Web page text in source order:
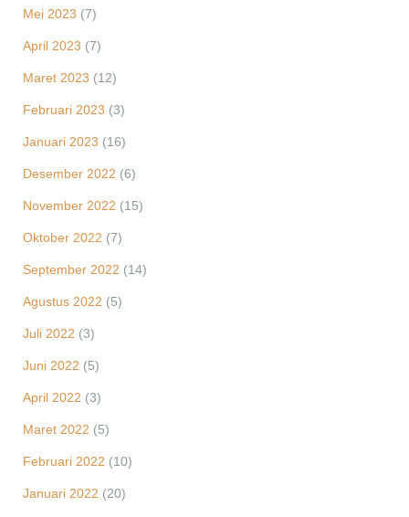
Mei 2023 (7)
April 2023 (7)
Maret 2023 (12)
Februari 2023 (3)
Januari 2023 (16)
Desember 2022 (6)
November 2022 (15)
Oktober 2022 (7)
September 2022 (14)
Agustus 2022 (5)
Juli 2022 (3)
Juni 2022 (5)
April 2022 (3)
Maret 2022 (5)
Februari 2022 (10)
Januari 2022 (20)